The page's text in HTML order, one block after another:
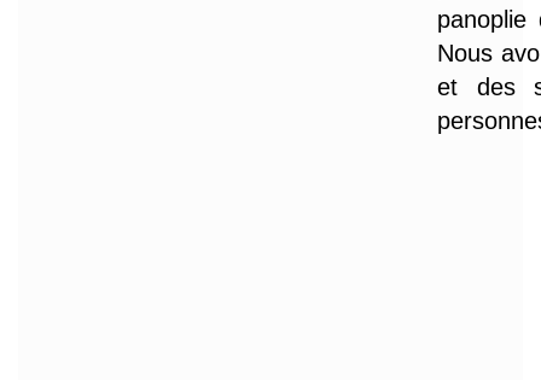
Nous
et des